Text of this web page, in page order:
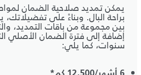
يمكن تمديد صلاحية الضمان
براحة البال. وبناءً على تفضيلاتك،
بين مجموعة من باقات التمديد،
سنوات، كما يلي: